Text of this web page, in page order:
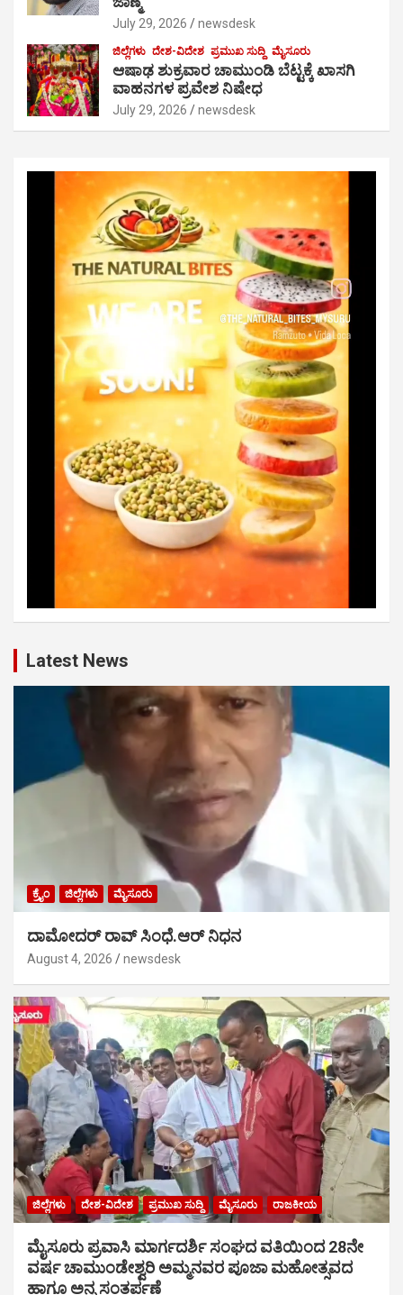
July 29, 2026 newsdesk
ಜಿಲ್ಲೆಗಳು ದೇಶ-ವಿದೇಶ ಪ್ರಮುಖ ಸುದ್ದಿ ಮೈಸೂರು
ಆಷಾಢ ಶುಕ್ರವಾರ ಚಾಮುಂಡಿ ಬೆಟ್ಟಕ್ಕೆ ಖಾಸಗಿ
ವಾಹನಗಳ ಪ್ರವೇಶ ನಿಷೇಧ
July 29, 2026 newsdesk
Latest News
ಕ್ರೈಂ ಜಿಲ್ಲೆಗಳು ಮೈಸೂರು
ದಾಮೋದರ್ ರಾವ್ ಸಿಂಧೆ.ಆರ್ ನಿಧನ
August 4, 2026 newsdesk
ಜಿಲ್ಲೆಗಳು ದೇಶ-ವಿದೇಶ ಪ್ರಮುಖ ಸುದ್ದಿ ಮೈಸೂರು ರಾಜಕೀಯ
ಮೈಸೂರು ಪ್ರವಾಸಿ ಮಾರ್ಗದರ್ಶಿ ಸಂಘದ ವತಿಯಿಂದ 28ನೇ
ವರ್ಷ ಚಾಮುಂಡೇಶ್ವರಿ ಅಮ್ಮನವರ ಪೂಜಾ ಮಹೋತ್ಸವದ
ಹಾಗೂ ಅನ್ನ ಸಂತರ್ಪಣೆ